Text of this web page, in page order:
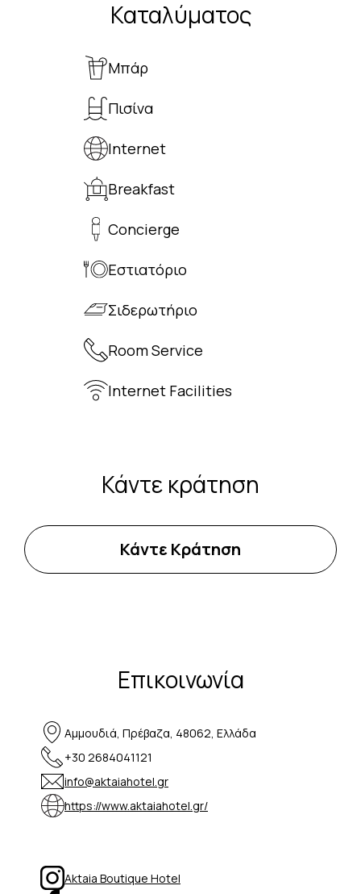
Καταλύματος
Μπάρ
Πισίνα
Internet
Breakfast
Concierge
Εστιατόριο
Σιδερωτήριο
Room Service
Internet Facilities
Κάντε κράτηση
Κάντε Κράτηση
Επικοινωνία
Αμμουδιά, Πρέβαζα, 48062, Ελλάδα
+30 2684041121
info@aktaiahotel.gr
https://www.aktaiahotel.gr/
Aktaia Boutique Hotel